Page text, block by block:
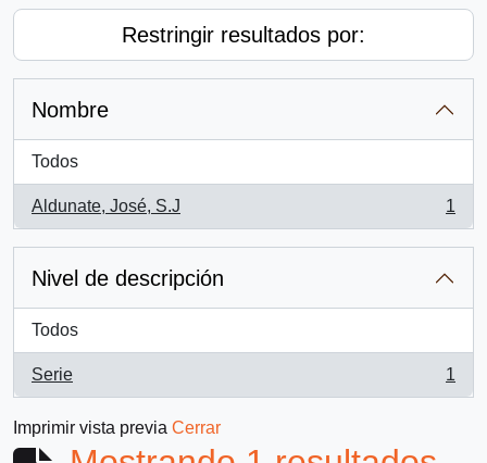
Restringir resultados por:
Nombre
Todos
Aldunate, José, S.J
, 1 resultados
1
Nivel de descripción
Todos
Serie
, 1 resultados
1
Imprimir vista previa Cerrar